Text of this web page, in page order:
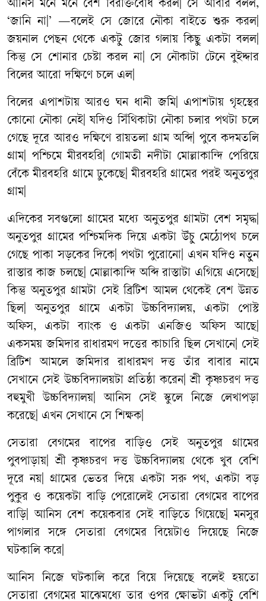
আনিস মনে মনে বেশ বিরক্তিবোধ করল| সে আবার বলল,
‘জানি না|’ —বলেই সে জোরে নৌকা বাইতে শুরু করল|
জয়নাল পেছন থেকে একটু জোর গলায় কিছু একটা বলল|
কিন্তু সে শোনার চেষ্টা করল না| সে নৌকাটা টেনে বুইদ্দার
বিলের আরো দক্ষিণে চলে এল|
বিলের এপাশটায় আরও ঘন ধানী জমি| এপাশটায় গৃহস্থের
কোনো নৌকা নেই|যদিও সিঁথিকাটা নৌকা চলার পথটা চলে
গেছে দূরে আরও দক্ষিণে রায়তলা গ্রাম অব্দি| পুবে কদমতলি
গ্রাম| পশ্চিমে মীরবহরি গোমতী নদীটা মোল্লাকান্দি পেরিয়ে
বেঁকে মীরবহরি গ্রামে ঢুকেছে|মীরবহরি গ্রামের পরই অনুতপুর
গ্রাম|
এদিকের সবগুলো গ্রামের মধ্যে অনুতপুর গ্রামটা বেশ সমৃদ্ধ|
অনুতপুর গ্রামের পশ্চিমদিক দিয়ে একটা উঁচু মেঠোপথ চলে
গেছে পাকা সড়কের দিকে| পথটা পুরোনো| এখন যদিও নতুন
রাস্তার কাজ চলছে| মোল্লাকান্দি অব্দি রাস্তাটা এগিয়ে এসেছে
কিন্তু অনুতপুর গ্রামটা সেই ব্রিটিশ আমল থেকেই বেশ উন্নত
ছিল|অনুতপুর গ্রামে একটা উচ্চবিদ্যালয়, একটা
পোস্ট
অফিস, একটা ব্যাংক ও একটা এনজিও অফিস আছে
একসময় জমিদার রাধারমণ দত্তের কাচারি ছিল সেখানে| সেই
ব্রিটিশ
আমলে জমিদার রাধারমণ দত্ত তাঁর বাবার
নামে
সেখানে সেই উচ্চবিদ্যালয়টা প্রতিষ্ঠা করেন|শ্রী কৃষ্ণচরণ দত্ত
বহুমুখী
উচ্চবিদ্যালয়|আনিস সেই স্কুলে নিজে
লেখাপড়া
করেছে এখন সেখানে সে শিক্ষক|
সেতারা বেগমের বাপের বাড়িও সেই অনুতপুর
গ্রামের
পুবপাড়ায়|শ্রী কৃষ্ণচরণ দত্ত উচ্চবিদ্যালয় থেকে খুব বেশি
দূরে নয়|গ্রামের ভেতর দিয়ে একটা সরু পথ, একটা বড়
পুকুর ও কয়েকটা বাড়ি পেরোলেই সেতারা বেগমের বাপের
বাড়ি|আনিস বেশ কয়েকবার সেই বাড়িতে গিয়েছে |মনসুর
পাগলার
সঙ্গে সেতারা বেগমের বিয়েটাও দিয়েছে
নিজে
ঘটকালি করে
আনিস নিজে ঘটকালি করে বিয়ে দিয়েছে বলেই হয়তো
সেতারা বেগমের মাঝেমধ্যে তার ওপর ক্ষোভটা একটু বেশি